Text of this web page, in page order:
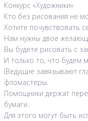
Конкурс «Художники»
Кто без рисования не
Хотите почувствовать
Нам нужны двое
Вы будете рисовать с
И только то, что будем
(Ведущие завязывают
фломастеры.
Помощники держат
бумаги.
Для этого могут быть